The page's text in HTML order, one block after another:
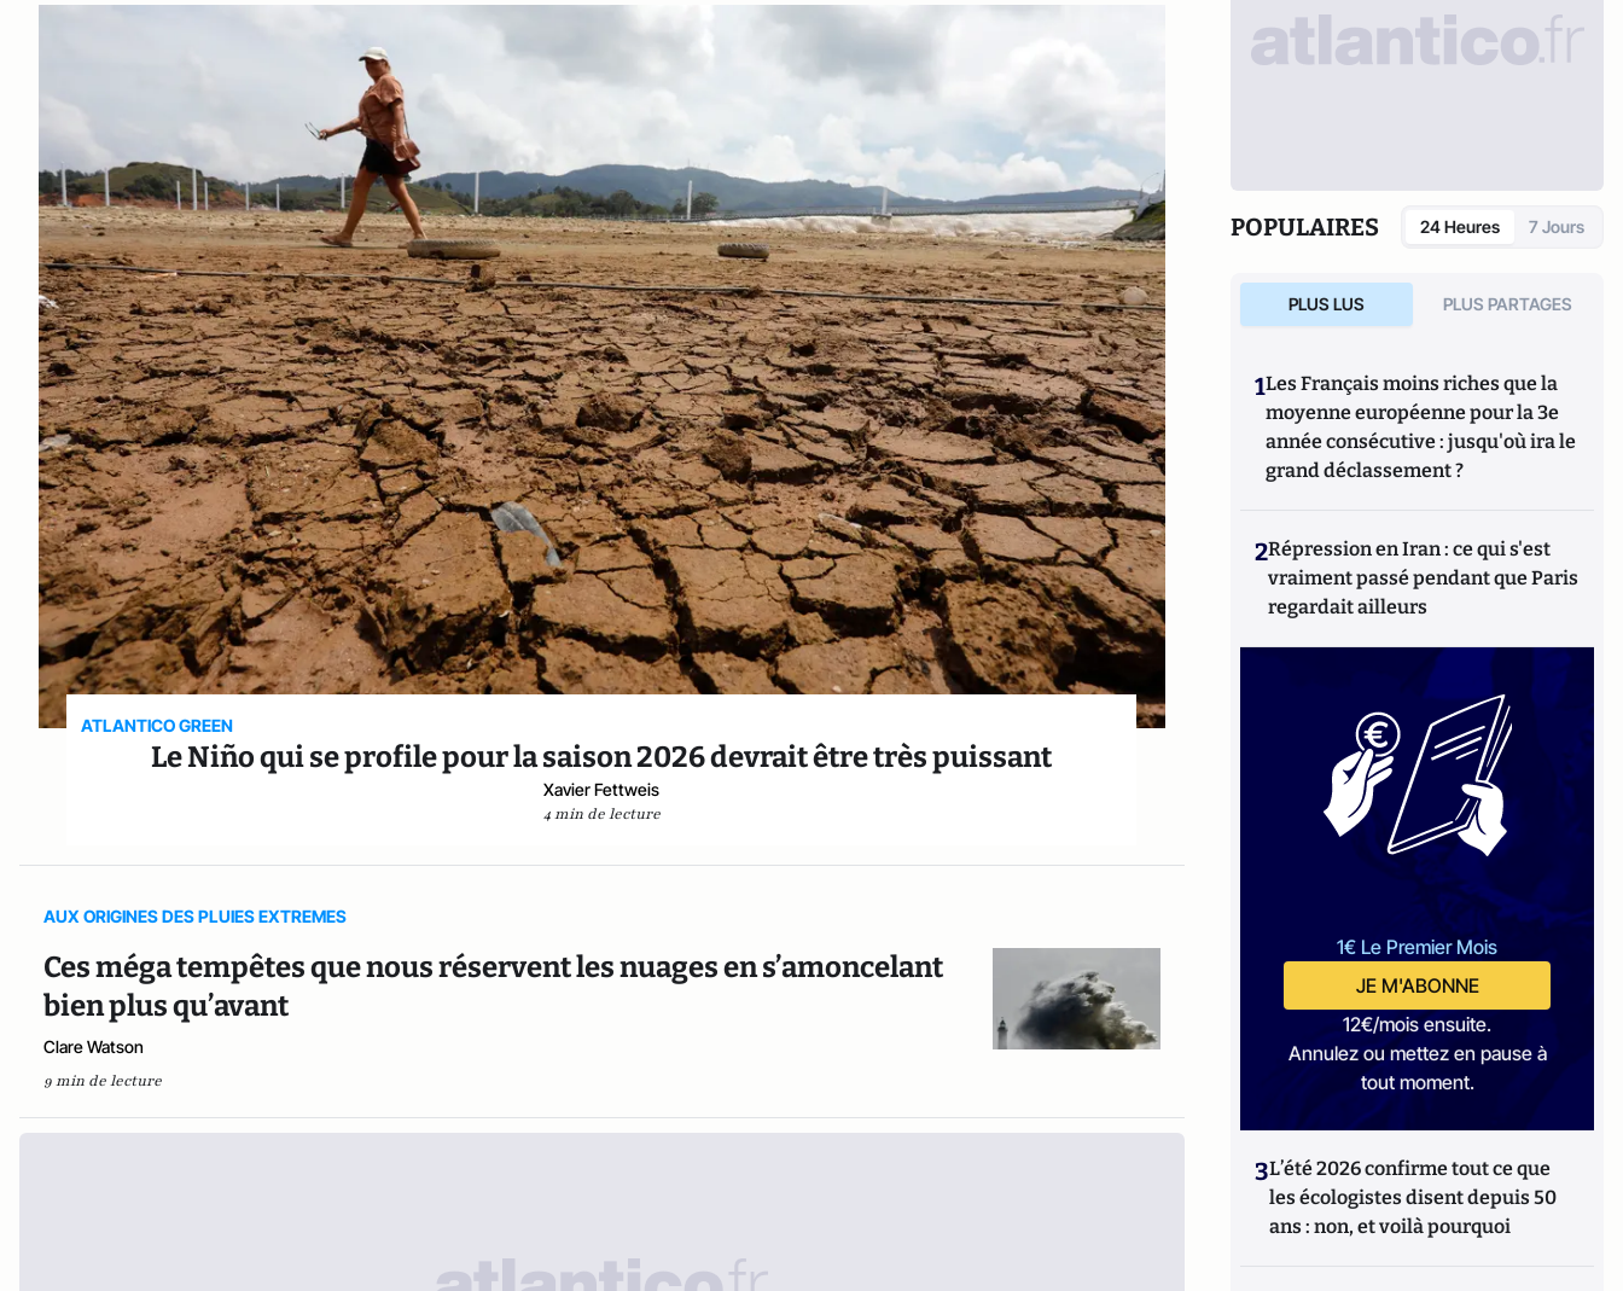
ATLANTICO GREEN
Le Niño qui se profile pour la saison 2026 devrait être très puissant
Xavier Fettweis
4 min de lecture
AUX ORIGINES DES PLUIES EXTREMES
Ces méga tempêtes que nous réservent les nuages en s’amoncelant
bien plus qu’avant
Clare Watson
9 min de lecture
POPULAIRES 24 Heures 7 Jours
PLUS LUS PLUS PARTAGES
1Les Français moins riches que la
moyenne européenne pour la 3e
année consécutive : jusqu'où ira le
grand déclassement ?
2Répression en Iran : ce qui s'est
vraiment passé pendant que Paris
regardait ailleurs
1€ Le Premier Mois
JE M'ABONNE
12€/mois ensuite.
Annulez ou mettez en pause à
tout moment.
3L’été 2026 confirme tout ce que
les écologistes disent depuis 50
ans : non, et voilà pourquoi